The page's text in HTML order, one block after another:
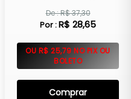
De : R$ 37,30
Por :R$ 28,65
OU R$ 25,79 NO PIX OU
BOLETO
Comprar